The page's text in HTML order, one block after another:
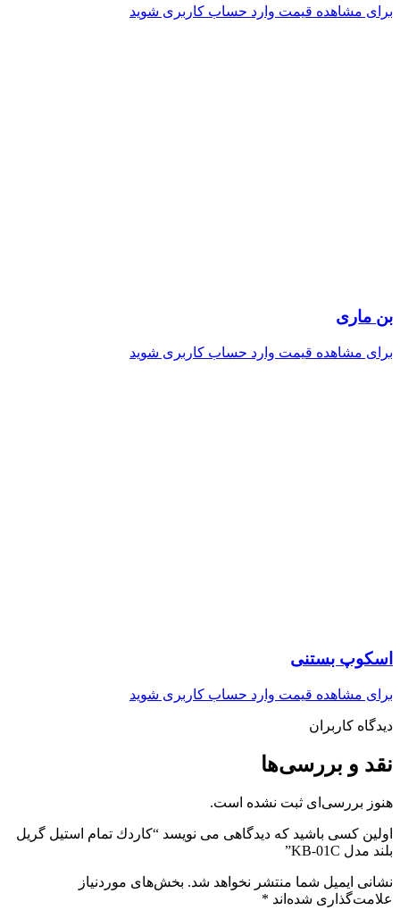
برای مشاهده قیمت وارد حساب کاربری شوید
بن ماری
برای مشاهده قیمت وارد حساب کاربری شوید
اسکوپ بستنی
برای مشاهده قیمت وارد حساب کاربری شوید
دیدگاه کاربران
نقد و بررسی‌ها
هنوز بررسی‌ای ثبت نشده است.
اولین کسی باشید که دیدگاهی می نویسد “كاردك تمام استیل گریل
بلند مدل KB-01C”
نشانی ایمیل شما منتشر نخواهد شد. بخش‌های موردنیاز
علامت‌گذاری شده‌اند *